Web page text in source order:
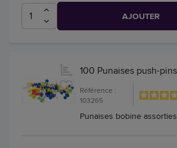
AJOUTER
100 Punaises push-pins
Référence :
103265
Punaises bobine assorties